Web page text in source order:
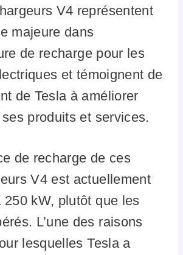
V4 représentent
majeure dans
de recharge pour les
et témoignent de
de Tesla à améliorer
produits et services.
de recharge de ces
V4 est actuellement
250 kW, plutôt que les
L’une des raisons
lesquelles Tesla a